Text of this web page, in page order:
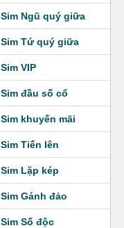
Sim Ngũ quý giữa
Sim Tứ quý giữa
Sim VIP
Sim đầu số cổ
Sim khuyến mãi
Sim Tiến lên
Sim Lặp kép
Sim Gánh đảo
Sim Số độc